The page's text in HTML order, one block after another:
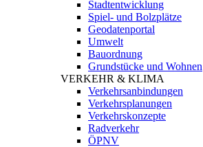
Stadtentwicklung
Spiel- und Bolzplätze
Geodatenportal
Umwelt
Bauordnung
Grundstücke und Wohnen
VERKEHR & KLIMA
Verkehrsanbindungen
Verkehrsplanungen
Verkehrskonzepte
Radverkehr
ÖPNV